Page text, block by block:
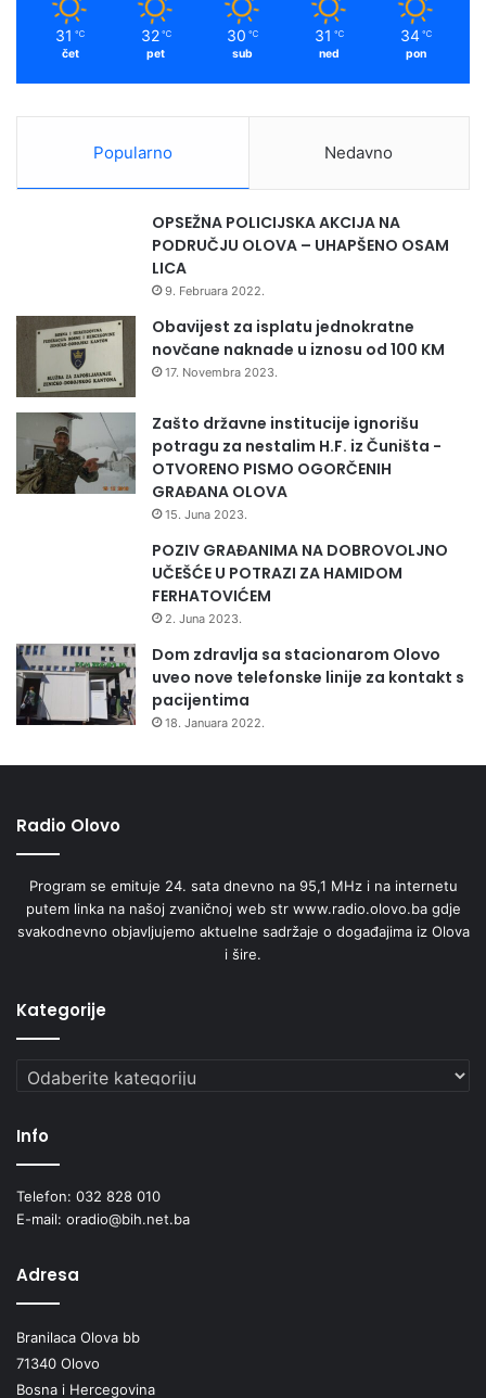
31 ℃
čet
32 ℃
pet
30 ℃
sub
31 ℃
ned
34 ℃
pon
Popularno Nedavno
OPSEŽNA POLICIJSKA AKCIJA NA
PODRUČJU OLOVA – UHAPŠENO OSAM
LICA
9. Februara 2022.
Obavijest za isplatu jednokratne
novčane naknade u iznosu od 100 KM
17. Novembra 2023.
Zašto državne institucije ignorišu
potragu za nestalim H.F. iz Čuništa -
OTVORENO PISMO OGORČENIH
GRAĐANA OLOVA
15. Juna 2023.
POZIV GRAĐANIMA NA DOBROVOLJNO
UČEŠĆE U POTRAZI ZA HAMIDOM
FERHATOVIĆEM
2. Juna 2023.
Dom zdravlja sa stacionarom Olovo
uveo nove telefonske linije za kontakt s
pacijentima
18. Januara 2022.
Radio Olovo
Program se emituje 24. sata dnevno na 95,1 MHz i na internetu
putem linka na našoj zvaničnoj web str www.radio.olovo.ba gdje
svakodnevno objavljujemo aktuelne sadržaje o događajima iz Olova
i šire.
Kategorije
Kategorije
Info
Telefon: 032 828 010
E-mail: oradio@bih.net.ba
Adresa
Branilaca Olova bb
71340 Olovo
Bosna i Hercegovina